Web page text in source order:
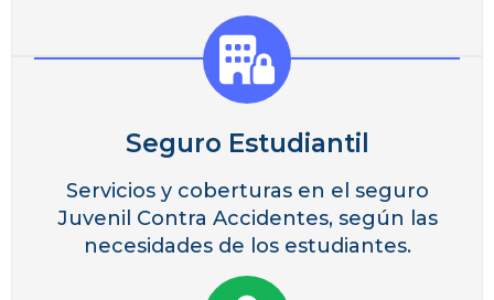
Seguro Estudiantil
Servicios y coberturas en el seguro
Juvenil Contra Accidentes, según las
necesidades de los estudiantes.